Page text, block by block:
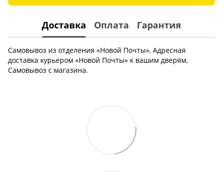
Доставка Оплата Гарантия
Самовывоз из отделения «Новой Почты», Адресная
доставка курьером «Новой Почты» к вашим дверям,
Самовывоз с магазина.